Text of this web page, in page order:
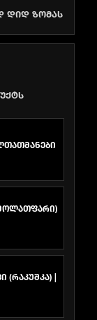
დიდ ზომას
(რაკუშკა) |